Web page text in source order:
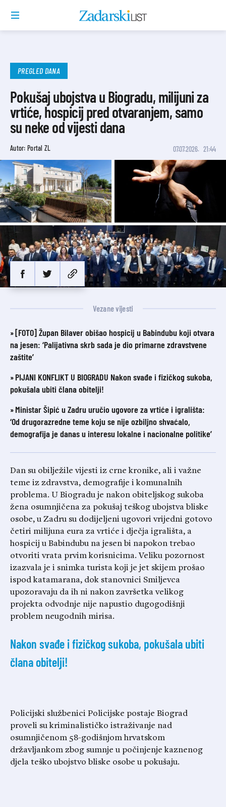
PREGLED DANA
Pokušaj ubojstva u Biogradu, milijuni za
vrtiće, hospicij pred otvaranjem, samo
su neke od vijesti dana
Autor: Portal ZL 07.07.2026. 21:44
Vezane vijesti
[FOTO] Župan Bilaver obišao hospicij u Babindubu koji otvara
na jesen: ‘Palijativna skrb sada je dio primarne zdravstvene
zaštite’
PIJANI KONFLIKT U BIOGRADU Nakon svađe i fizičkog sukoba,
pokušala ubiti člana obitelji!
Ministar Šipić u Zadru uručio ugovore za vrtiće i igrališta:
‘Od drugorazredne teme koju se nije ozbiljno shvaćalo,
demografija je danas u interesu lokalne i nacionalne politike’
Dan su obilježile vijesti iz crne kronike, ali i važne
teme iz zdravstva, demografije i komunalnih
problema. U Biogradu je nakon obiteljskog sukoba
žena osumnjičena za pokušaj teškog ubojstva bliske
osobe, u Zadru su dodijeljeni ugovori vrijedni gotovo
četiri milijuna eura za vrtiće i dječja igrališta, a
hospicij u Babindubu na jesen bi napokon trebao
otvoriti vrata prvim korisnicima. Veliku pozornost
izazvala je i snimka turista koji je jet skijem prošao
ispod katamarana, dok stanovnici Smiljevca
upozoravaju da ih ni nakon završetka velikog
projekta odvodnje nije napustio dugogodišnji
problem neugodnih mirisa.
Nakon svađe i fizičkog sukoba, pokušala ubiti
člana obitelji!
Policijski službenici Policijske postaje Biograd
proveli su kriminalističko istraživanje nad
osumnjičenom 58-godišnjom hrvatskom
državljankom zbog sumnje u počinjenje kaznenog
djela teško ubojstvo bliske osobe u pokušaju.